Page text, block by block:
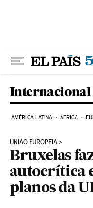
Internacional
AMÉRICA LATINA ÁFRICA
UNIÃO EUROPEIA
Bruxelas
autocrítica
planos da